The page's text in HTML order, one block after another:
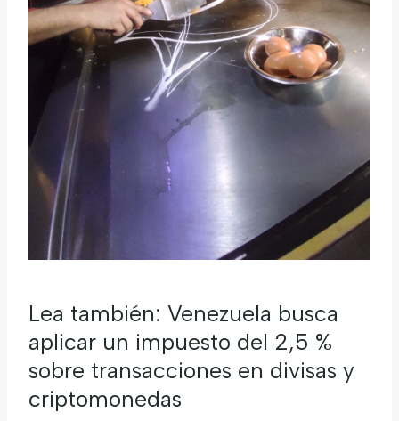
Lea también: Venezuela busca
aplicar un impuesto del 2,5 %
sobre transacciones en divisas y
criptomonedas